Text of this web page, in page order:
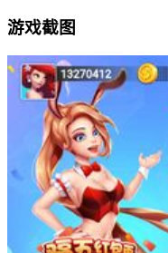
游戏截图